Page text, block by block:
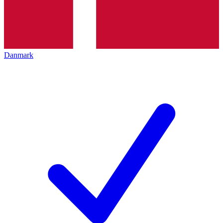
Danmark